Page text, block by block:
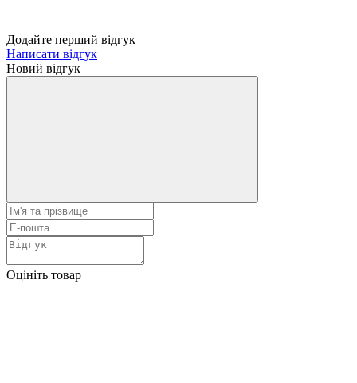
Додайте перший відгук
Написати відгук
Новий відгук
Оцініть товар